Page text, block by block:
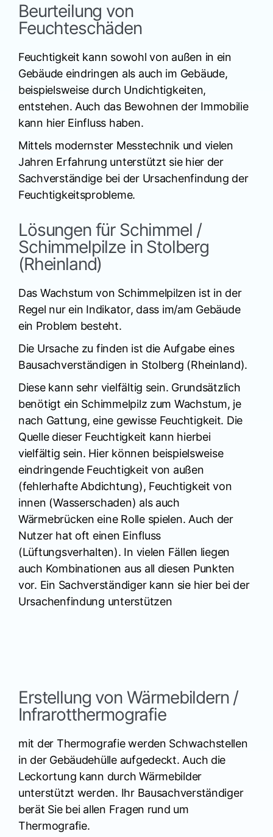
Beurteilung von
Feuchteschäden
Feuchtigkeit kann sowohl von außen in ein
Gebäude eindringen als auch im Gebäude,
beispielsweise durch Undichtigkeiten,
entstehen. Auch das Bewohnen der Immobilie
kann hier Einfluss haben.
Mittels modernster Messtechnik und vielen
Jahren Erfahrung unterstützt sie hier der
Sachverständige bei der Ursachenfindung der
Feuchtigkeitsprobleme.
Lösungen für Schimmel /
Schimmelpilze in Stolberg
(Rheinland)
Das Wachstum von Schimmelpilzen ist in der
Regel nur ein Indikator, dass im/am Gebäude
ein Problem besteht.
Die Ursache zu finden ist die Aufgabe eines
Bausachverständigen in Stolberg (Rheinland).
Diese kann sehr vielfältig sein. Grundsätzlich
benötigt ein Schimmelpilz zum Wachstum, je
nach Gattung, eine gewisse Feuchtigkeit. Die
Quelle dieser Feuchtigkeit kann hierbei
vielfältig sein. Hier können beispielsweise
eindringende Feuchtigkeit von außen
(fehlerhafte Abdichtung), Feuchtigkeit von
innen (Wasserschaden) als auch
Wärmebrücken eine Rolle spielen. Auch der
Nutzer hat oft einen Einfluss
(Lüftungsverhalten). In vielen Fällen liegen
auch Kombinationen aus all diesen Punkten
vor. Ein Sachverständiger kann sie hier bei der
Ursachenfindung unterstützen
Erstellung von Wärmebildern /
Infrarotthermografie
mit der Thermografie werden Schwachstellen
in der Gebäudehülle aufgedeckt. Auch die
Leckortung kann durch Wärmebilder
unterstützt werden. Ihr Bausachverständiger
berät Sie bei allen Fragen rund um
Thermografie.